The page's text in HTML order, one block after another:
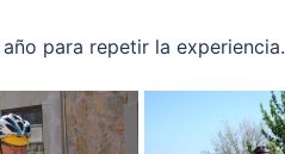
para repetir la experiencia.